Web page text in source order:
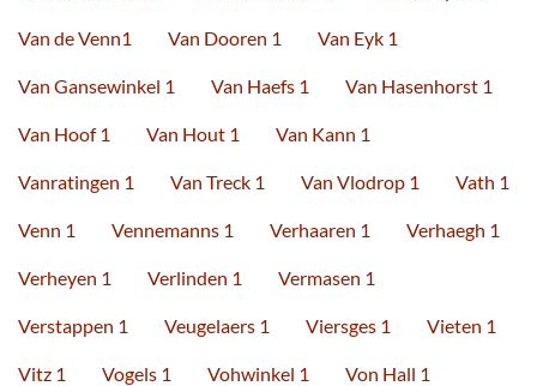
Van de Venn1 Van Dooren 1 Van Eyk 1
Van Gansewinkel 1 Van Haefs 1 Van Hasenhorst 1
Van Hoof 1 Van Hout 1 Van Kann 1
Vanratingen 1 Van Treck 1 Van Vlodrop 1 Vath 1
Venn 1 Vennemanns 1 Verhaaren 1 Verhaegh 1
Verheyen 1 Verlinden 1 Vermasen 1
Verstappen 1 Veugelaers 1 Viersges 1 Vieten 1
Vitz 1 Vogels 1 Vohwinkel 1 Von Hall 1